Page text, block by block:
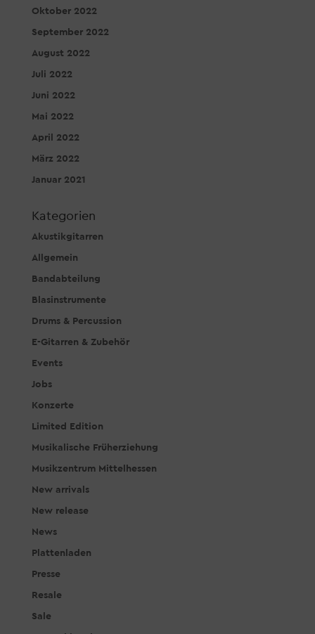
Oktober 2022
September 2022
August 2022
Juli 2022
Juni 2022
Mai 2022
April 2022
März 2022
Januar 2021
Kategorien
Akustikgitarren
Allgemein
Bandabteilung
Blasinstrumente
Drums & Percussion
E-Gitarren & Zubehör
Events
Jobs
Konzerte
Limited Edition
Musikalische Früherziehung
Musikzentrum Mittelhessen
New arrivals
New release
News
Plattenladen
Presse
Resale
Sale